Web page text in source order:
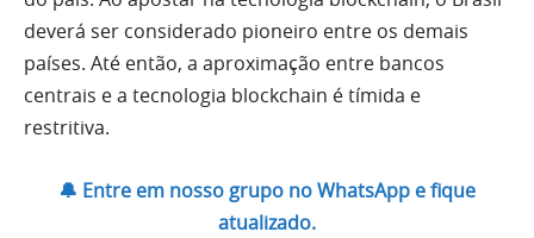
deverá ser considerado pioneiro entre os demais
países. Até então, a aproximação entre bancos
centrais e a tecnologia blockchain é tímida e
restritiva.
🔔 Entre em nosso grupo no WhatsApp e fique
atualizado.